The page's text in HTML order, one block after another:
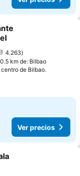
favoritos
4.263
km de: Bilbao
de Bilbao.Ver
Ver precios
favoritos